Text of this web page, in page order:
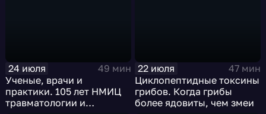
24 июля
49 мин
Ученые, врачи и
практики. 105 лет НМИЦ
травматологии и
22 июля
47 мин
Циклопептидные токсины
грибов. Когда грибы
более ядовиты, чем змеи